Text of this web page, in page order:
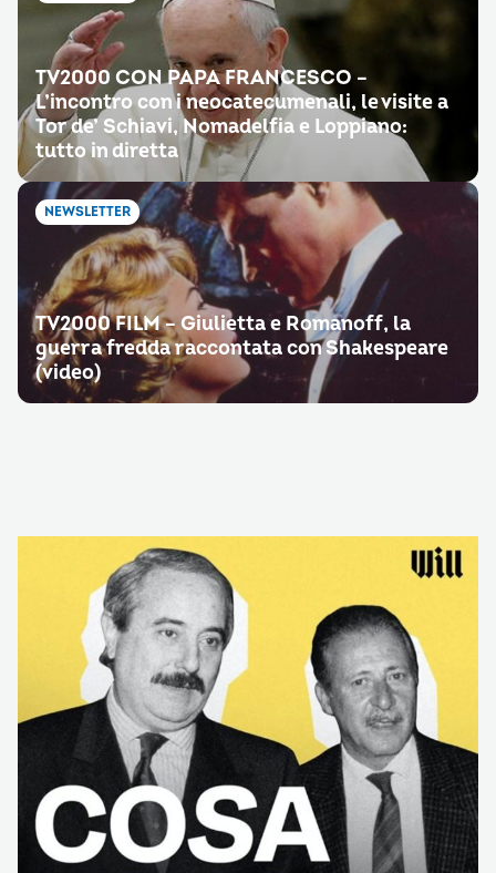
TV2000 CON PAPA FRANCESCO –
L’incontro con i neocatecumenali, le visite a
Tor de’ Schiavi, Nomadelfia e Loppiano:
tutto in diretta
NEWSLETTER
TV2000 FILM – Giulietta e Romanoff, la
guerra fredda raccontata con Shakespeare
(video)